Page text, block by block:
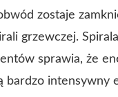
zostaje
grzewczej.
sprawia, że
bardzo intensywny